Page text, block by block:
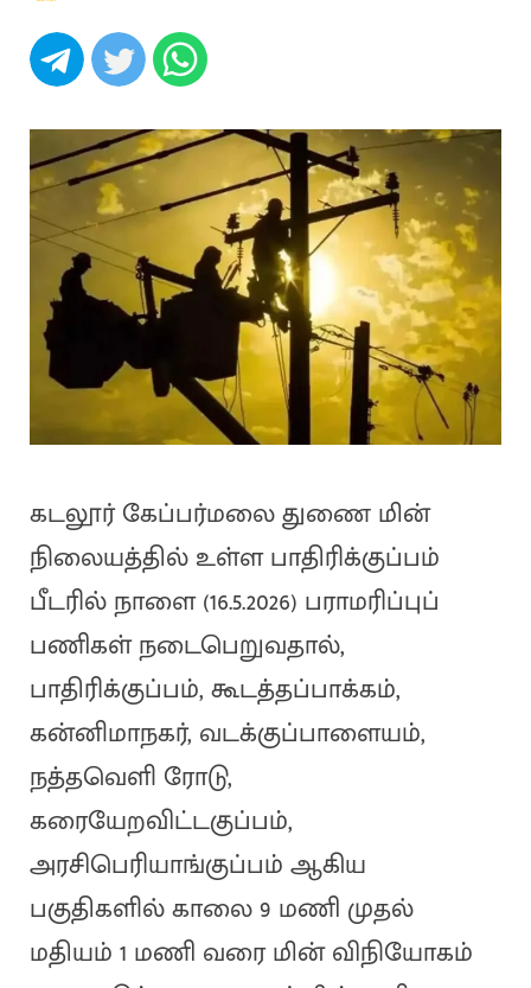
கடலூர் கேப்பர்மலை துணை மின்
நிலையத்தில் உள்ள பாதிரிக்குப்பம்
பீடரில் நாளை (16.5.2026) பராமரிப்புப்
பணிகள் நடைபெறுவதால்,
பாதிரிக்குப்பம், கூடத்தப்பாக்கம்,
கன்னிமாநகர், வடக்குப்பாளையம்,
நத்தவெளி ரோடு,
கரையேறவிட்டகுப்பம்,
அரசிபெரியாங்குப்பம் ஆகிய
பகுதிகளில் காலை 9 மணி முதல்
மதியம் 1 மணி வரை மின் விநியோகம்